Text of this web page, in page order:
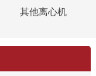
其他离心机